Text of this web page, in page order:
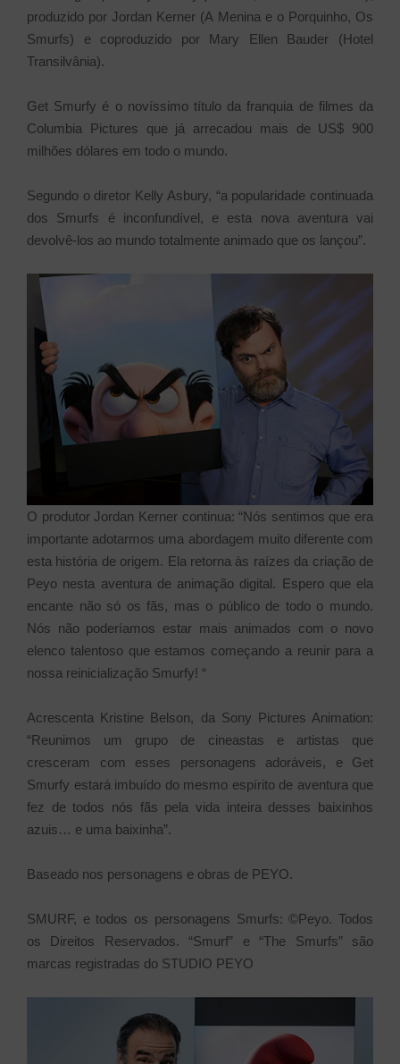
produzido por Jordan Kerner (A Menina e o Porquinho, Os
Smurfs) e coproduzido por Mary Ellen Bauder (Hotel
Transilvânia).
Get Smurfy é o novíssimo título da franquia de filmes da
Columbia Pictures que já arrecadou mais de US$ 900
milhões dólares em todo o mundo.
Segundo o diretor Kelly Asbury, “a popularidade continuada
dos Smurfs é inconfundível, e esta nova aventura vai
devolvê-los ao mundo totalmente animado que os lançou”.
O produtor Jordan Kerner continua: “Nós sentimos que era
importante adotarmos uma abordagem muito diferente com
esta história de origem. Ela retorna às raízes da criação de
Peyo nesta aventura de animação digital. Espero que ela
encante não só os fãs, mas o público de todo o mundo.
Nós não poderíamos estar mais animados com o novo
elenco talentoso que estamos começando a reunir para a
nossa reinicialização Smurfy! “
Acrescenta Kristine Belson, da Sony Pictures Animation:
“Reunimos um grupo de cineastas e artistas que
cresceram com esses personagens adoráveis, e Get
Smurfy estará imbuído do mesmo espírito de aventura que
fez de todos nós fãs pela vida inteira desses baixinhos
azuis… e uma baixinha”.
Baseado nos personagens e obras de PEYO.
SMURF, e todos os personagens Smurfs: ©Peyo. Todos
os Direitos Reservados. “Smurf” e “The Smurfs” são
marcas registradas do STUDIO PEYO